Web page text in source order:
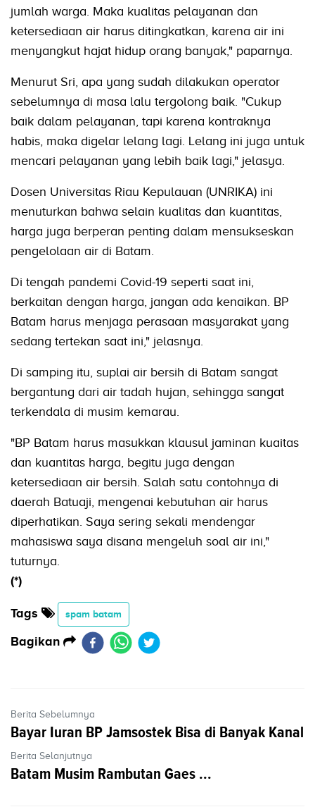
jumlah warga. Maka kualitas pelayanan dan
ketersediaan air harus ditingkatkan, karena air ini
menyangkut hajat hidup orang banyak," paparnya.
Menurut Sri, apa yang sudah dilakukan operator
sebelumnya di masa lalu tergolong baik. "Cukup
baik dalam pelayanan, tapi karena kontraknya
habis, maka digelar lelang lagi. Lelang ini juga untuk
mencari pelayanan yang lebih baik lagi," jelasya.
Dosen Universitas Riau Kepulauan (UNRIKA) ini
menuturkan bahwa selain kualitas dan kuantitas,
harga juga berperan penting dalam mensukseskan
pengelolaan air di Batam.
Di tengah pandemi Covid-19 seperti saat ini,
berkaitan dengan harga, jangan ada kenaikan. BP
Batam harus menjaga perasaan masyarakat yang
sedang tertekan saat ini," jelasnya.
Di samping itu, suplai air bersih di Batam sangat
bergantung dari air tadah hujan, sehingga sangat
terkendala di musim kemarau.
"BP Batam harus masukkan klausul jaminan kuaitas
dan kuantitas harga, begitu juga dengan
ketersediaan air bersih. Salah satu contohnya di
daerah Batuaji, mengenai kebutuhan air harus
diperhatikan. Saya sering sekali mendengar
mahasiswa saya disana mengeluh soal air ini,"
tuturnya.
(*)
Tags spam batam
Bagikan
Berita Sebelumnya
Bayar Iuran BP Jamsostek Bisa di Banyak Kanal
Berita Selanjutnya
Batam Musim Rambutan Gaes ...